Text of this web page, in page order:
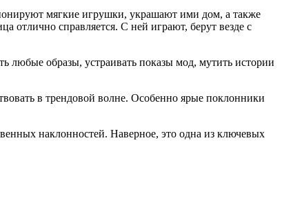
мягкие игрушки, украшают ими дом, а также
отлично справляется. С ней играют, берут везде с
образы, устраивать показы мод, мутить истории
в трендовой волне. Особенно ярые поклонники
наклонностей. Наверное, это одна из ключевых